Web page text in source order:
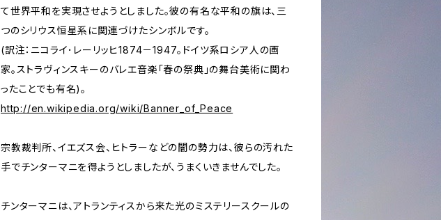
て世界平和を実現させようとしました。彼の有名な平和の旗は、三
つのシリウス恒星系に関連づけたシンボルです。
(訳注：ニコライ･レーリッヒ1874－1947。ドイツ系ロシア人の画
家。ストラヴィンスキーのバレエ音楽「春の祭典」の舞台美術に関わ
ったことでも有名)。
http://en.wikipedia.org/wiki/Banner_of_Peace
宗教裁判所、イエズス会、ヒトラーなどの闇の勢力は、彼らの汚れた
手でチンターマニを得ようとしましたが、うまくいきませんでした。
チンターマニは、アトランティスから来た光のミステリースクールの